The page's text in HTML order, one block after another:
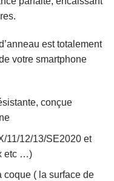
est totalement
votre smartphone
conçue
11/12/13/SE2020 et
etc …)
coque ( la surface de